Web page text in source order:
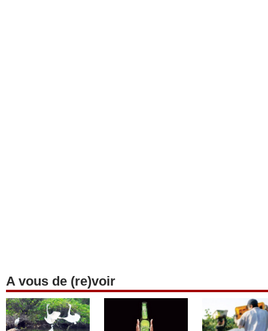
A vous de (re)voir